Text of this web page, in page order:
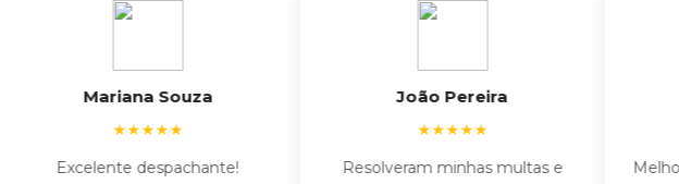
Mariana Souza
★★★★★
Excelente despachante!
João Pereira
★★★★★
Resolveram minhas multas e
Melhor